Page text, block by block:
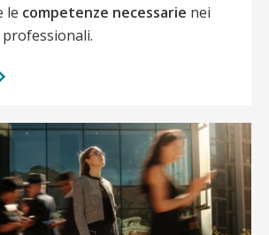
le competenze necessarie nei